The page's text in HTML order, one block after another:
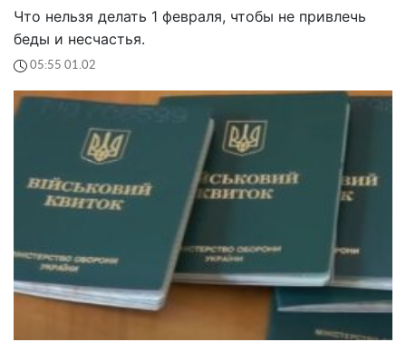
Что нельзя делать 1 февраля, чтобы не привлечь
беды и несчастья.
05:55 01.02